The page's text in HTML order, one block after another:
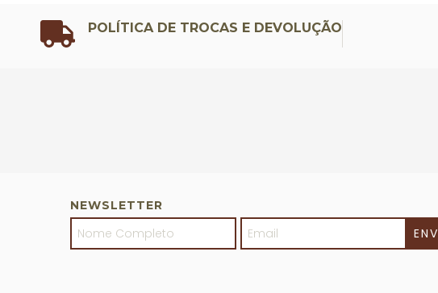
POLÍTICA DE TROCAS E DEVOLUÇÃO
NEWSLETTER